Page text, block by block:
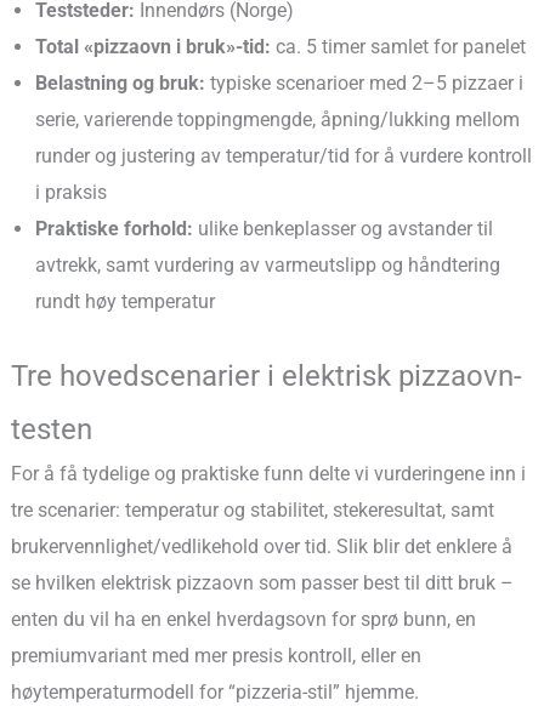
Teststeder: Innendørs (Norge)
Total «pizzaovn i bruk»-tid: ca. 5 timer samlet for panelet
Belastning og bruk: typiske scenarioer med 2–5 pizzaer i
serie, varierende toppingmengde, åpning/lukking mellom
runder og justering av temperatur/tid for å vurdere kontroll
i praksis
Praktiske forhold: ulike benkeplasser og avstander til
avtrekk, samt vurdering av varmeutslipp og håndtering
rundt høy temperatur
Tre hovedscenarier i elektrisk pizzaovn-
testen
For å få tydelige og praktiske funn delte vi vurderingene inn i
tre scenarier: temperatur og stabilitet, stekeresultat, samt
brukervennlighet/vedlikehold over tid. Slik blir det enklere å
se hvilken elektrisk pizzaovn som passer best til ditt bruk –
enten du vil ha en enkel hverdagsovn for sprø bunn, en
premiumvariant med mer presis kontroll, eller en
høytemperaturmodell for “pizzeria-stil” hjemme.